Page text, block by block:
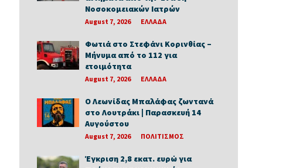
Νοσοκομειακών Ιατρών
August 7, 2026 ΕΛΛΑΔΑ
Φωτιά στο Στεφάνι Κορινθίας –
Μήνυμα από το 112 για
ετοιμότητα
August 7, 2026 ΕΛΛΑΔΑ
Ο Λεωνίδας Μπαλάφας ζωντανά
στο Λουτράκι | Παρασκευή 14
Αυγούστου
August 7, 2026 ΠΟΛΙΤΙΣΜΟΣ
Έγκριση 2,8 εκατ. ευρώ για